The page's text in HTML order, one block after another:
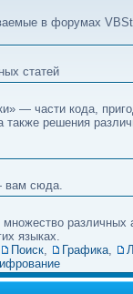
в форумах
статей
— части кода,
также решения
вам сюда.
различных
языках.
Поиск, Графика,